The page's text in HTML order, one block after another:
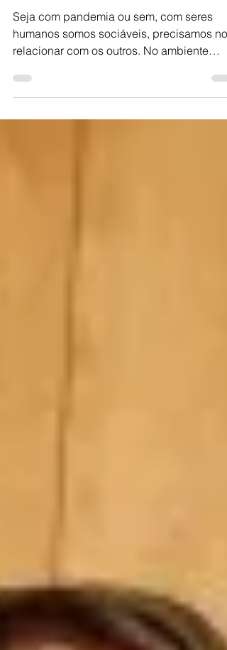
pelos canais
Seja com pandemia ou sem, com seres
humanos somos sociáveis, precisamos nos
relacionar com os outros. No ambiente